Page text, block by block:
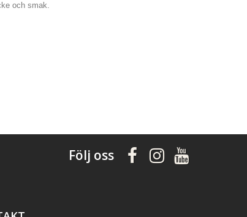
och smak.
Följ oss